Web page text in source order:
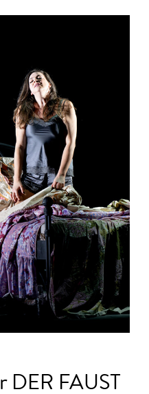
FAUST